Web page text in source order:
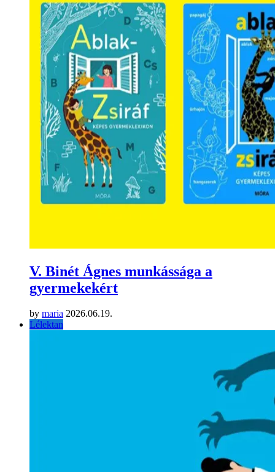
V. Binét Ágnes munkássága a
gyermekekért
by maria 2026.06.19.
Lélektan